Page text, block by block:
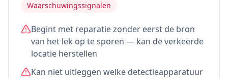
Waarschuwingssignalen
Begint met reparatie zonder eerst de bron
van het lek op te sporen — kan de verkeerde
locatie herstellen
Kan niet uitleggen welke detectieapparatuur